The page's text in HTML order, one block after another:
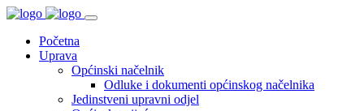
Početna
Uprava
Općinski načelnik
Odluke i dokumenti općinskog načelnika
Jedinstveni upravni odjel